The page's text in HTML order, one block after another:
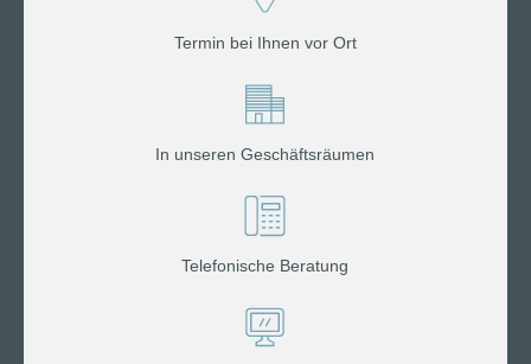
Termin bei Ihnen vor Ort
In unseren Geschäftsräumen
Telefonische Beratung